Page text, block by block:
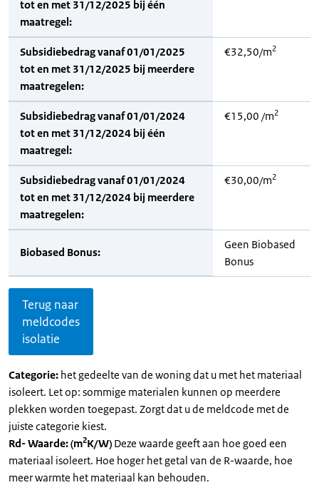
tot en met 31/12/2025 bij één
maatregel:
Subsidiebedrag vanaf 01/01/2025
tot en met 31/12/2025 bij meerdere
maatregelen:
€32,50/m2
Subsidiebedrag vanaf 01/01/2024
tot en met 31/12/2024 bij één
maatregel:
€15,00 /m2
Subsidiebedrag vanaf 01/01/2024
tot en met 31/12/2024 bij meerdere
maatregelen:
€30,00/m2
Biobased Bonus:
Geen Biobased
Bonus
Terug naar
meldcodes
isolatie
Categorie: het gedeelte van de woning dat u met het materiaal
isoleert. Let op: sommige materialen kunnen op meerdere
plekken worden toegepast. Zorgt dat u de meldcode met de
juiste categorie kiest.
Rd- Waarde: (m2K/W) Deze waarde geeft aan hoe goed een
materiaal isoleert. Hoe hoger het getal van de R-waarde, hoe
meer warmte het materiaal kan behouden.